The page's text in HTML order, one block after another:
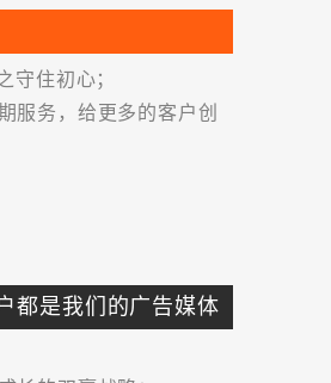
第二届中国（深圳）国际文化产业博览交易会中国创意设计大奖住宅装饰设计“优秀奖”
、铜奖
守住初心；
服务，给更多的客户创
都是我们的广告媒体